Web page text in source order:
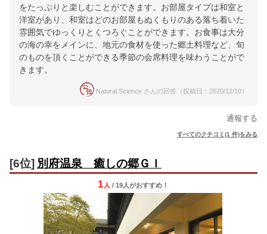
をたっぷりと楽しむことができます。お部屋タイプは和室と
洋室があり、和室はどのお部屋もぬくもりのある落ち着いた
雰囲気でゆっくりとくつろぐことができます。お食事は大分
の海の幸をメインに、地元の食材を使った郷土料理など、旬
のものを頂くことができる季節の会席料理を味わうことがで
きます。
Natural Science さんの回答（投稿日：2020/12/10）
通報する
すべてのクチコミ(1 件)をみる
[6位] 別府温泉 癒しの郷ＧＩ
1 人 / 19人がおすすめ！